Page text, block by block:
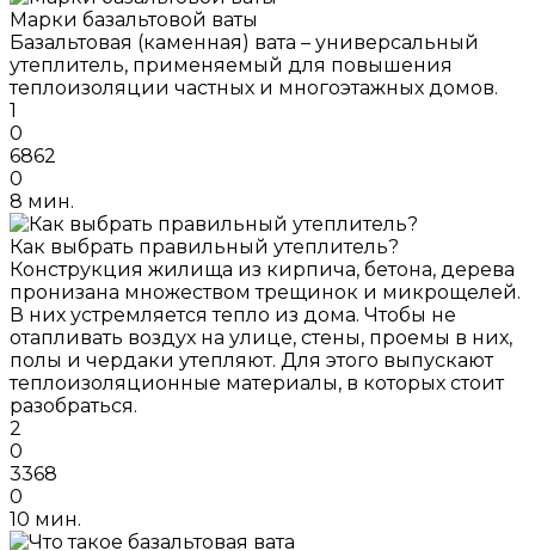
Марки базальтовой ваты
Базальтовая (каменная) вата – универсальный
утеплитель, применяемый для повышения
теплоизоляции частных и многоэтажных домов.
1
0
6862
0
8 мин.
Как выбрать правильный утеплитель?
Конструкция жилища из кирпича, бетона, дерева
пронизана множеством трещинок и микрощелей.
В них устремляется тепло из дома. Чтобы не
отапливать воздух на улице, стены, проемы в них,
полы и чердаки утепляют. Для этого выпускают
теплоизоляционные материалы, в которых стоит
разобраться.
2
0
3368
0
10 мин.